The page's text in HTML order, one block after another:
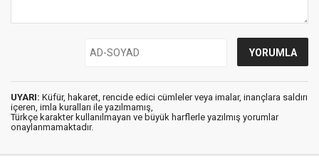
UYARI: Küfür, hakaret, rencide edici cümleler veya imalar, inançlara saldırı
içeren, imla kuralları ile yazılmamış,
Türkçe karakter kullanılmayan ve büyük harflerle yazılmış yorumlar
onaylanmamaktadır.